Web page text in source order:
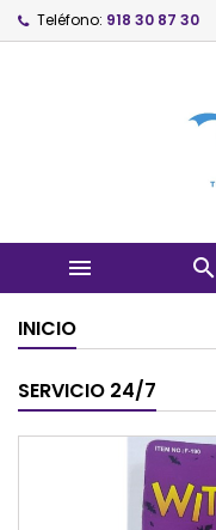
Teléfono: 918 30 87 30
 
INICIO
SERVICIO 24/7